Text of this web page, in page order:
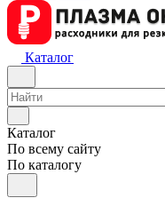
Каталог
Каталог
По всему сайту
По каталогу